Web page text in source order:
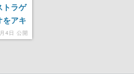
トラゲ
アキ
4日 公開